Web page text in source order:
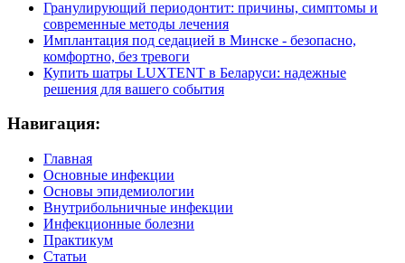
Гранулирующий периодонтит: причины, симптомы и
современные методы лечения
Имплантация под седацией в Минске - безопасно,
комфортно, без тревоги
Купить шатры LUXTENT в Беларуси: надежные
решения для вашего события
Навигация:
Главная
Основные инфекции
Основы эпидемиологии
Внутрибольничные инфекции
Инфекционные болезни
Практикум
Статьи